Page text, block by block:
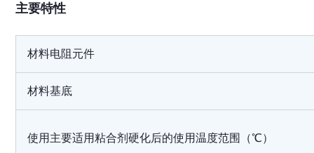
主要特性
材料电阻元件
材料基底
使用主要适用粘合剂硬化后的使用温度范围（℃）